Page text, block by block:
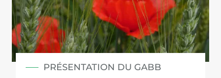
PRÉSENTATION DU GABB